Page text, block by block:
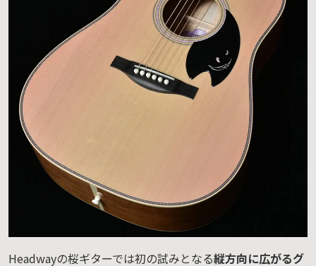
Headwayの桜ギターでは初の試みとなる縦方向に広がるグ